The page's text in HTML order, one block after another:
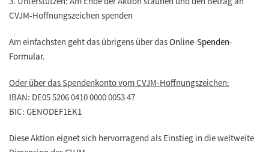
CVJM-Hoffnungszeichen spenden
Am einfachsten geht das übrigens über dasOnline-Spenden-
Formular.
Oder über das Spendenkonto vom CVJM-Hoffnungszeichen:
IBAN: DE05 5206 0410 0000 0053 47
BIC: GENODEF1EK1
Diese Aktion eignet sich hervorragend als Einstieg in die weltweite